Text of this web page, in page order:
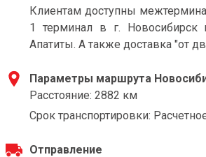
Клиентам доступны
1 терминал в г.
Апатиты. А также доставка "от
Параметры маршрута
Расстояние: 2882 км
Срок транспортировки:
Отправление